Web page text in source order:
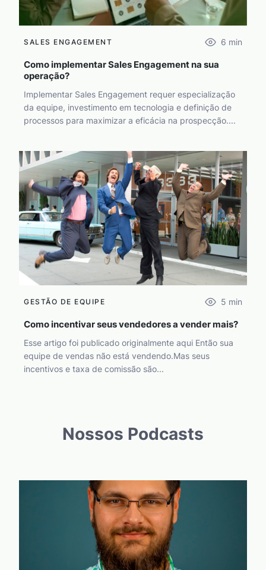
SALES ENGAGEMENT 6 min
Como implementar Sales Engagement na sua
operação?
Implementar Sales Engagement requer especialização
da equipe, investimento em tecnologia e definição de
processos para maximizar a eficácia na prospecção....
GESTÃO DE EQUIPE 5 min
Como incentivar seus vendedores a vender mais?
Esse artigo foi publicado originalmente aqui Então sua
equipe de vendas não está vendendo.Mas seus
incentivos e taxa de comissão são...
Nossos Podcasts